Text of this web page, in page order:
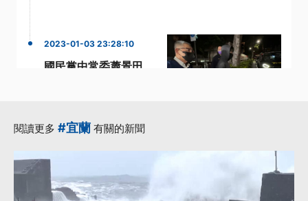
2023-01-03 23:28:10
國民黨中常委蕭景田
國民黨中常委·林杏兒·
交保
閱讀更多 #宜蘭 有關的新聞